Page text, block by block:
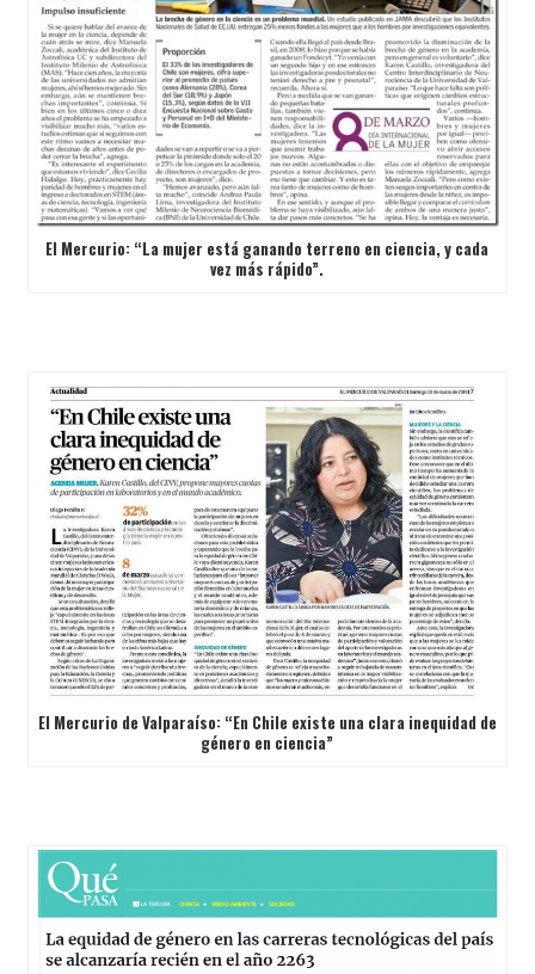
El Mercurio: “La mujer está ganando terreno en ciencia, y cada
vez más rápido”.
El Mercurio de Valparaíso: “En Chile existe una clara inequidad de
género en ciencia”